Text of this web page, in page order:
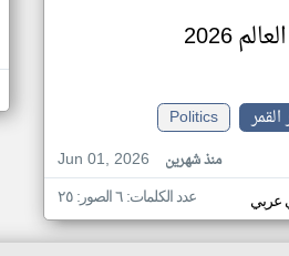
2026
Politics
Jun 01, 2026
منذ شهرين
عربي عدد الكلمات: ٦ الصور: ٢٥